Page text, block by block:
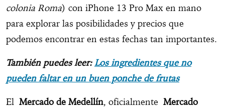
colonia Roma) con iPhone 13 Pro Max en mano
para explorar las posibilidades y precios que
podemos encontrar en estas fechas tan importantes.
También puedes leer:Los ingredientes que no
pueden faltar en un buen ponche de frutas
El Mercado de Medellín, oficialmente Mercado